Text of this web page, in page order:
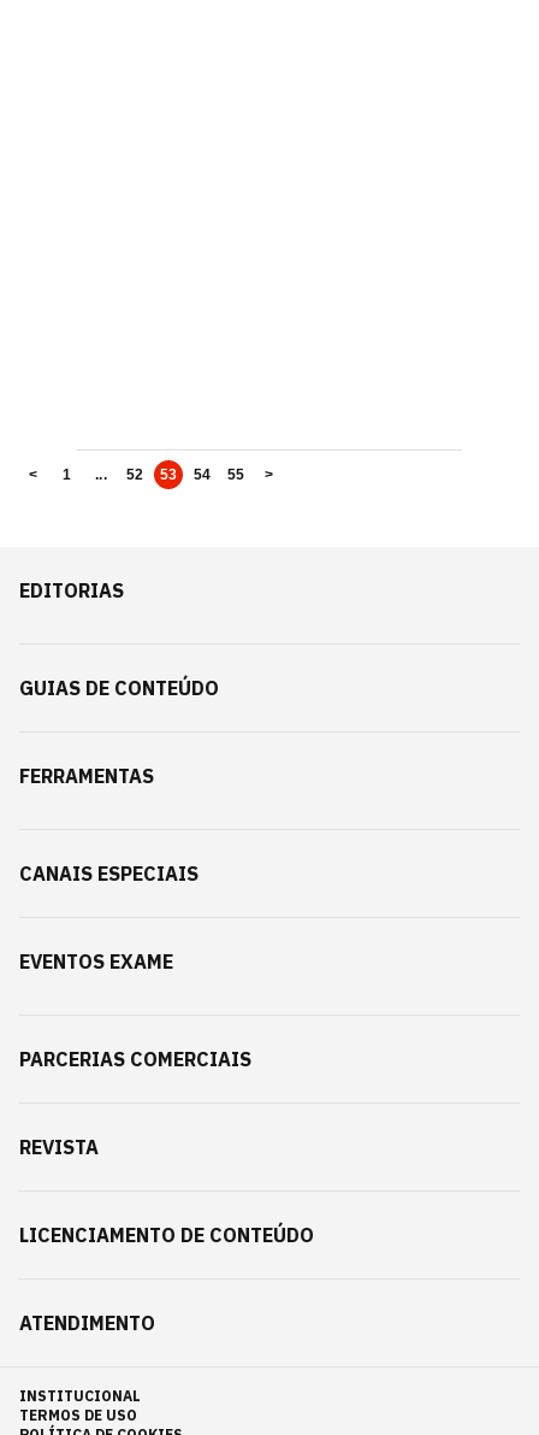
< 1 ... 52 53 54 55 >
EDITORIAS
GUIAS DE CONTEÚDO
FERRAMENTAS
CANAIS ESPECIAIS
EVENTOS EXAME
PARCERIAS COMERCIAIS
REVISTA
LICENCIAMENTO DE CONTEÚDO
ATENDIMENTO
INSTITUCIONAL
TERMOS DE USO